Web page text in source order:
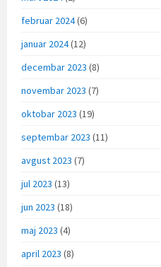
februar 2024(6)
januar 2024(12)
decembar 2023 (8)
novembar 2023 (7)
oktobar 2023 (19)
septembar 2023 (11)
avgust 2023 (7)
jul 2023 (13)
jun 2023 (18)
maj 2023 (4)
april 2023 (8)